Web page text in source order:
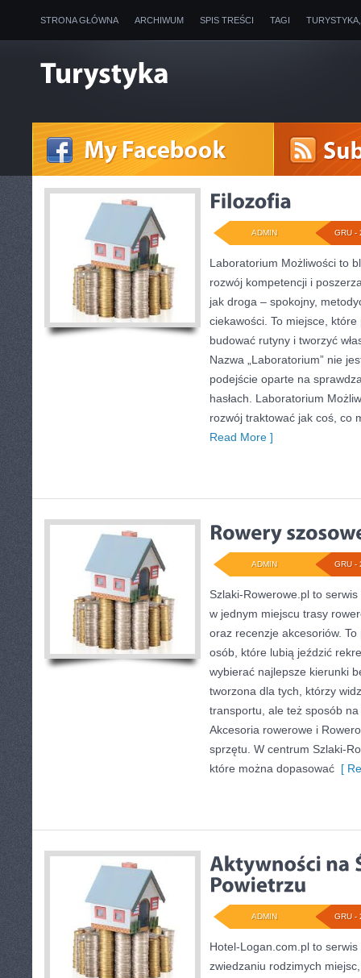
STRONA GŁÓWNA ARCHIWUM SPIS TREŚCI TAGI
GRU -
ADMIN
Laboratorium Możliwości to
rozwój kompetencji i
jak droga – spokojny,
ciekawości. To miejsce,
budować rutyny i tworzyć
Nazwa „Laboratorium” nie
podejście oparte na
hasłach. Laboratorium
rozwój traktować jak coś, co
Read More ]
GRU -
ADMIN
Szlaki-Rowerowe.pl to
w jednym miejscu trasy
oraz recenzje akcesoriów.
osób, które lubią jeździć
wybierać najlepsze kierunki
tworzona dla tych, którzy
transportu, ale też sposób
Akcesoria rowerowe i
sprzętu. W centrum Szlaki-
które można dopasować [
GRU -
ADMIN
Hotel-Logan.com.pl to
zwiedzaniu rodzimych